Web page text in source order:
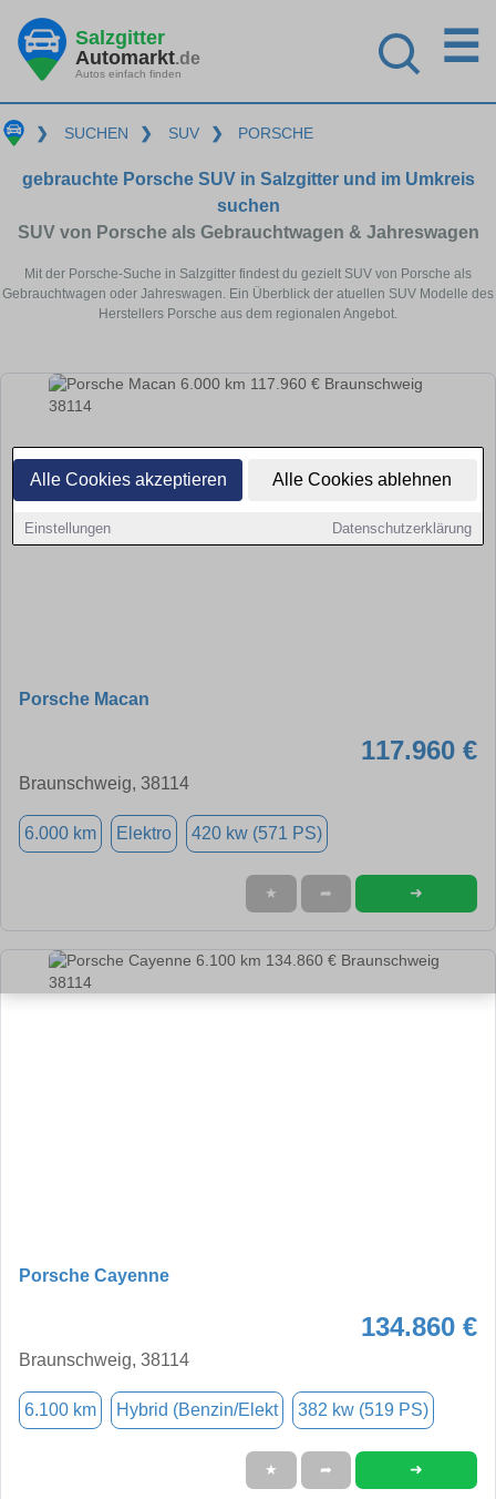
Alle Cookies akzeptieren Alle Cookies ablehnen
Einstellungen Datenschutzerklärung
Salzgitter
Automarkt.de
Autos einfach finden
☰
❯ SUCHEN ❯ SUV ❯ PORSCHE
gebrauchte Porsche SUV in Salzgitter und im Umkreis
suchen
SUV von Porsche als Gebrauchtwagen & Jahreswagen
Mit der Porsche-Suche in Salzgitter findest du gezielt SUV von Porsche als
Gebrauchtwagen oder Jahreswagen. Ein Überblick der atuellen SUV Modelle des
Herstellers Porsche aus dem regionalen Angebot.
Porsche Macan
117.960 €
Braunschweig, 38114
6.000 km Elektro 420 kw (571 PS)
★ ➦ ➜
Porsche Cayenne
134.860 €
Braunschweig, 38114
6.100 km Hybrid (Benzin/Elekt 382 kw (519 PS)
★ ➦ ➜